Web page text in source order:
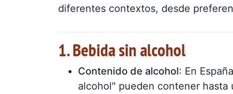
diferentes contextos, desde
1. Bebida sin alcohol
Contenido de alcohol: En
alcohol" pueden contener hasta